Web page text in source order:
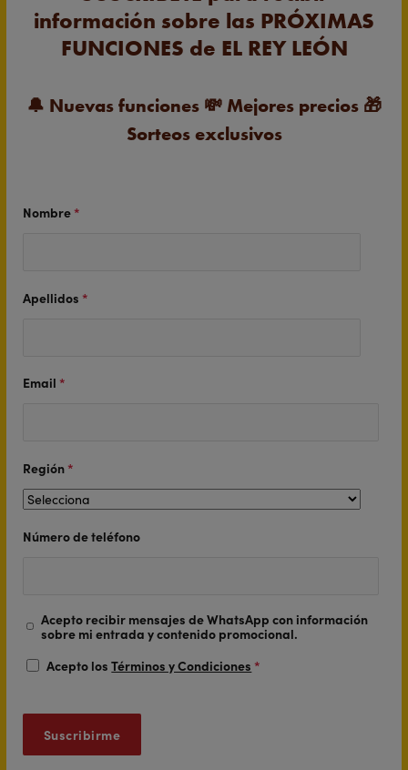
información sobre las PRÓXIMAS
FUNCIONES de EL REY LEÓN
🔔 Nuevas funciones 💸 Mejores precios 🎁
Sorteos exclusivos
Nombre *
Apellidos *
Email *
Región *
Número de teléfono
Acepto recibir mensajes de WhatsApp con información
sobre mi entrada y contenido promocional.
Acepto losTérminos y Condiciones *